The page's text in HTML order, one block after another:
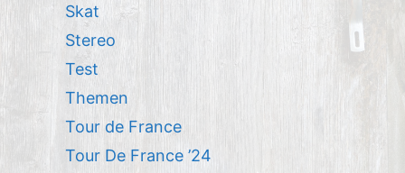
Skat
Stereo
Test
Themen
Tour de France
Tour De France ’24